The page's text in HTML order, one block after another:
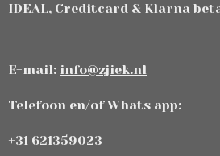
IDEAL, Creditcard & Klarna
E-mail: info@zjiek.nl
Telefoon en/of Whats app:
+31 621359023